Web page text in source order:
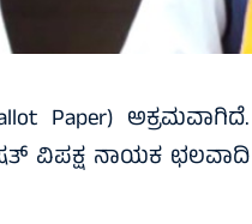
Paper) ಅಕ್ರಮವಾಗಿದೆ.
ವಿಪಕ್ಷ ನಾಯಕ ಛಲವಾದಿ